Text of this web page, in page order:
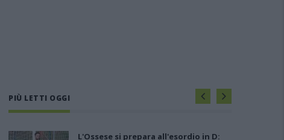
PIÙ LETTI OGGI
L'Ossese si prepara all'esordio in D: